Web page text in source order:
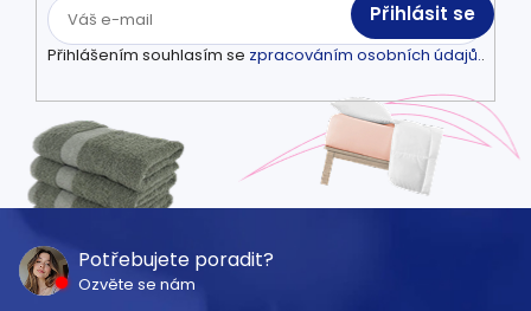
Přihlášením souhlasím se zpracováním osobních údajů..
Přihlásit se
Potřebujete poradit?
Ozvěte se nám